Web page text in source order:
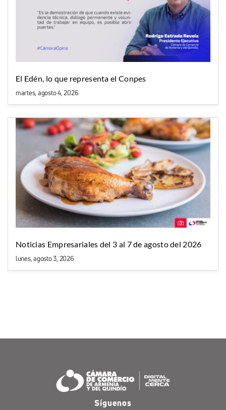
El Edén, lo que representa el Conpes
martes, agosto 4, 2026
Noticias Empresariales del 3 al 7 de agosto del 2026
lunes, agosto 3, 2026
Síguenos